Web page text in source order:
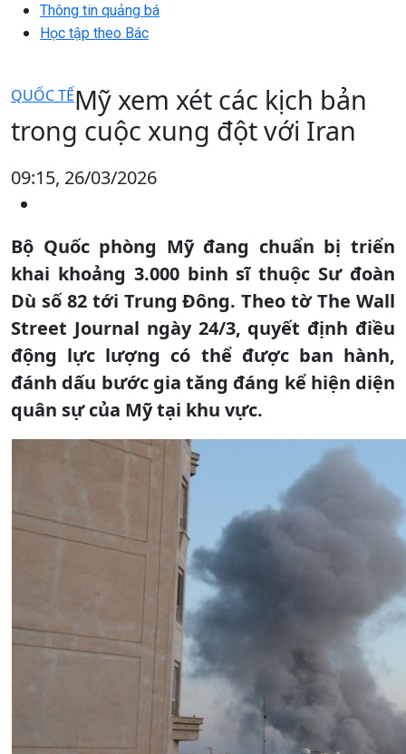
Thông tin quảng bá
Học tập theo Bác
QUỐC TẾMỹ xem xét các kịch bản
trong cuộc xung đột với Iran
09:15, 26/03/2026
Bộ Quốc phòng Mỹ đang chuẩn bị triển
khai khoảng 3.000 binh sĩ thuộc Sư đoàn
Dù số 82 tới Trung Đông. Theo tờ The Wall
Street Journal ngày 24/3, quyết định điều
động lực lượng có thể được ban hành,
đánh dấu bước gia tăng đáng kể hiện diện
quân sự của Mỹ tại khu vực.